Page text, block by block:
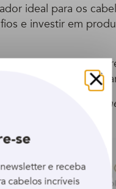
ideal para os
e investir em
menos ralos, é
os fios, sem
Love Beauty and
Detox.
se
e receba
cabelos incríveis